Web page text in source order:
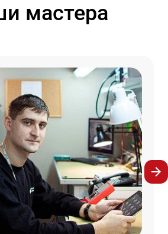
мастера